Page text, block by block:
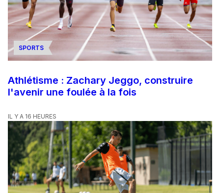
SPORTS
Athlétisme : Zachary Jeggo, construire
l'avenir une foulée à la fois
IL Y A 16 HEURES